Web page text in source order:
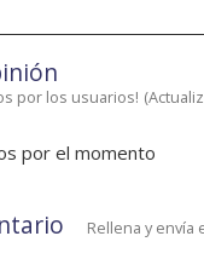
por los usuarios! (
por el momento
Rellena y envía